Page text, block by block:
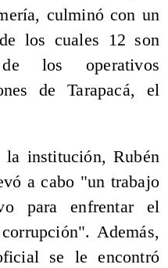
culminó con un
los cuales 12 son
los operativos
de Tarapacá, el
institución, Rubén
a cabo "un trabajo
para enfrentar el
Además,
se le encontró